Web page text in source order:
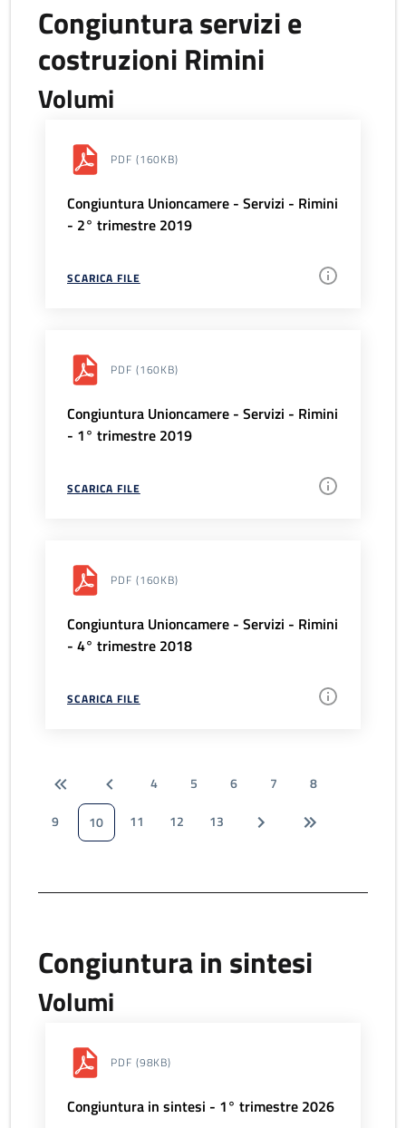
Congiuntura servizi e
costruzioni Rimini
Volumi
PDF (160KB)
Congiuntura Unioncamere - Servizi - Rimini
- 2° trimestre 2019
SCARICA FILE
PDF (160KB)
Congiuntura Unioncamere - Servizi - Rimini
- 1° trimestre 2019
SCARICA FILE
PDF (160KB)
Congiuntura Unioncamere - Servizi - Rimini
- 4° trimestre 2018
SCARICA FILE
4 5 6 7
8
9
10 11 12 13
Congiuntura in sintesi
Volumi
PDF (98KB)
Congiuntura in sintesi - 1° trimestre 2026